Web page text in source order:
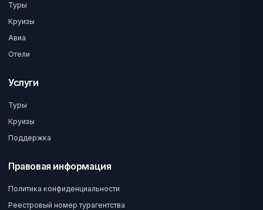
Туры
Круизы
Авиа
Отели
Услуги
Туры
Круизы
Поддержка
Правовая информация
Политика конфиденциальности
Реестровый номер турагентства